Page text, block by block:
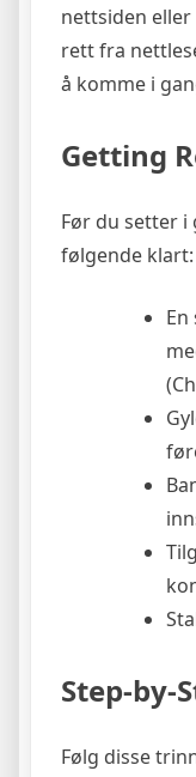
nettsiden
rett fra
å komme i
Getting
Før du setter
følgende klart:
Step-by-
Følg disse